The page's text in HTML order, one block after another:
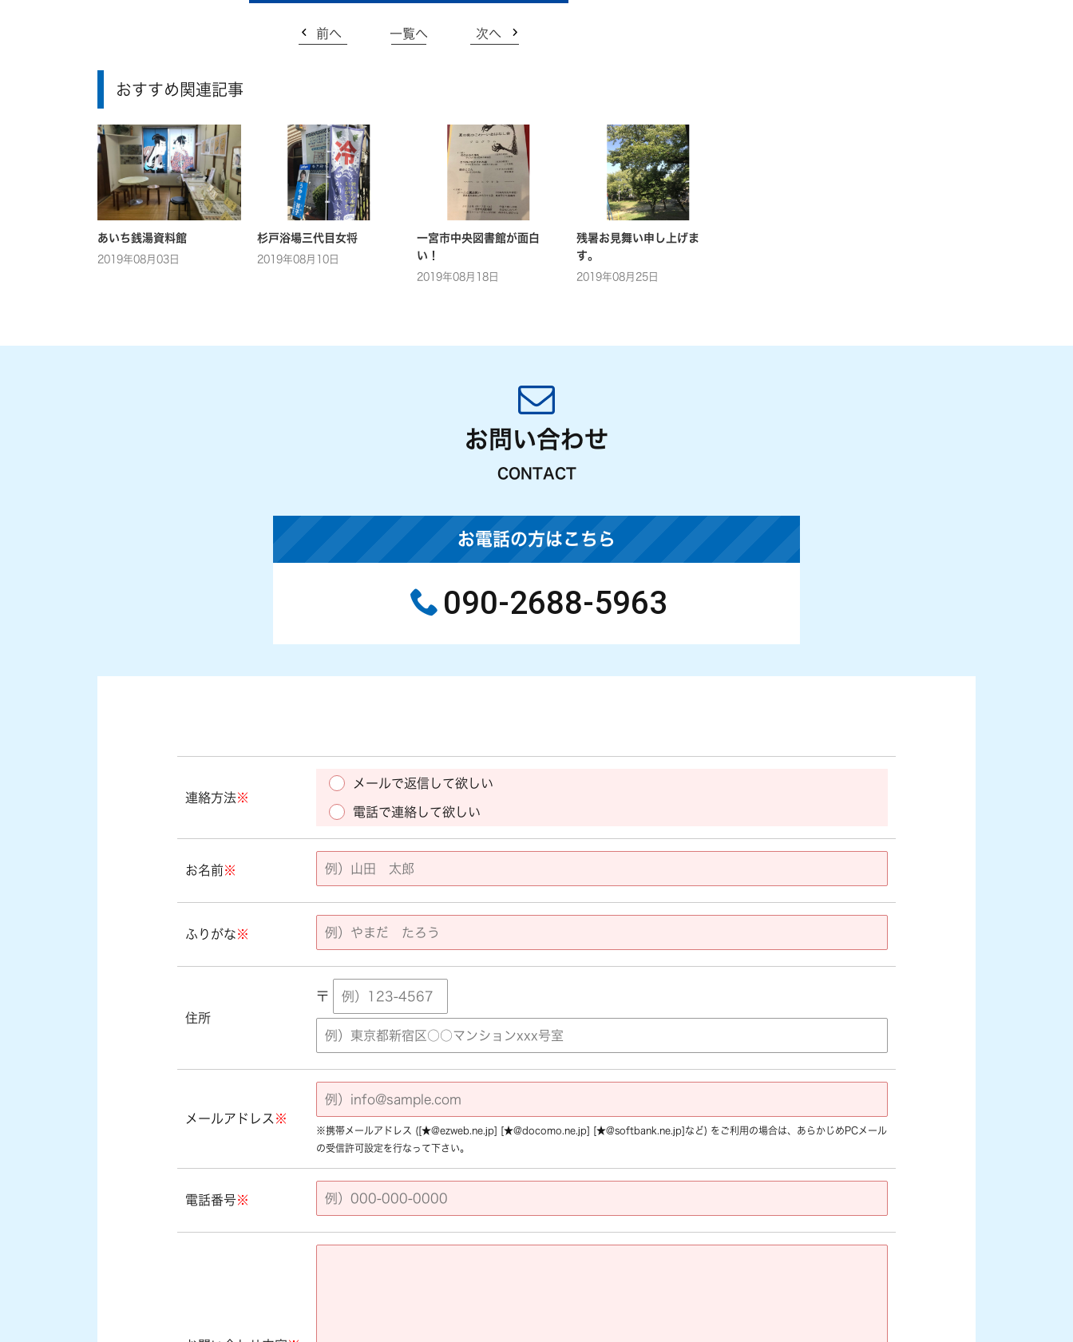
前へ 一覧へ 次へ
おすすめ関連記事
あいち銭湯資料館
2019年08月03日
杉戸浴場三代目女将
2019年08月10日
一宮市中央図書館が面白
い！
2019年08月18日
残暑お見舞い申し上げま
す。
2019年08月25日
お問い合わせ
CONTACT
お電話の方はこちら
090-2688-5963
連絡方法※
メールで返信して欲しい
電話で連絡して欲しい
お名前※
ふりがな※
住所
〒
メールアドレス ※
※携帯メールアドレス ([★@ezweb.ne.jp] [★@docomo.ne.jp] [★@softbank.ne.jp]など) をご利用の場合は、あらかじめPCメール
の受信許可設定を行なって下さい。
電話番号※